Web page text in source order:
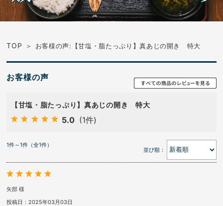
TOP お客様の声:【甘塩・脂たっぷり】真あじの開き 特大
お客様の声
【甘塩・脂たっぷり】真あじの開き 特大
5.0 (1件)
1件～1件（全1件）
並び順：
矢部 様
投稿日：2025年03月03日